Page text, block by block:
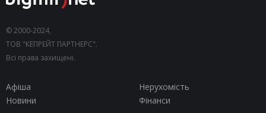
© 2000-2024,
ТОВ "КЕПРЕЙТ ПАРТНЕРС".
Всі права захищені.
Афіша
Нерухомість
Новини
Фінанси